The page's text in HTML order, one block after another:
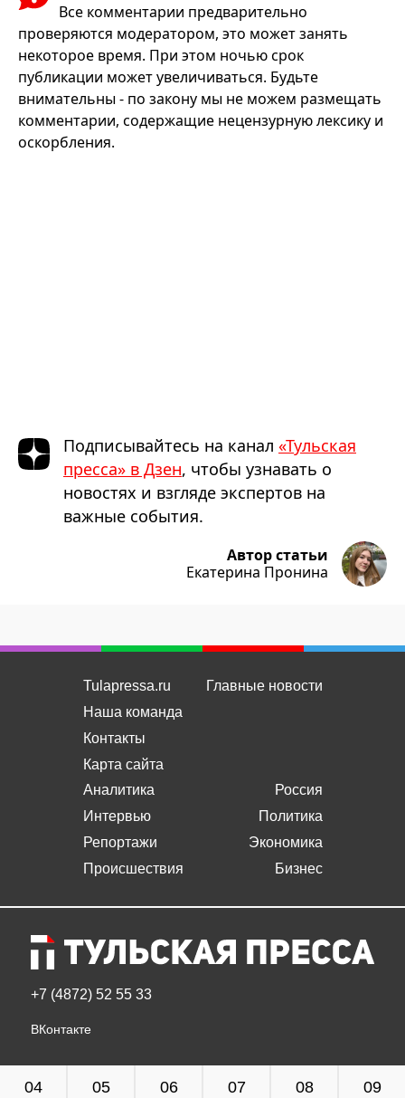
Все комментарии предварительно
проверяются модератором, это может занять
некоторое время. При этом ночью срок
публикации может увеличиваться. Будьте
внимательны - по закону мы не можем размещать
комментарии, содержащие нецензурную лексику и
оскорбления.
Подписывайтесь на канал «Тульская
пресса» в Дзен, чтобы узнавать о
новостях и взгляде экспертов на
важные события.
Автор статьи
Екатерина Пронина
Tulapressa.ru
Наша команда
Контакты
Карта сайта
Главные новости
Аналитика
Интервью
Репортажи
Происшествия
Россия
Политика
Экономика
Бизнес
+7 (4872) 52 55 33
ВКонтакте
04 05 06 07 08 09